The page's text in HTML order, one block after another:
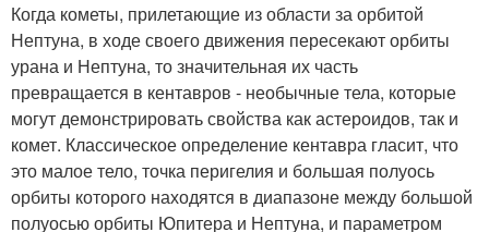
Когда кометы, прилетающие из области за орбитой
Нептуна, в ходе своего движения пересекают орбиты
урана и Нептуна, то значительная их часть
превращается в кентавров - необычные тела, которые
могут демонстрировать свойства как астероидов, так и
комет. Классическое определение кентавра гласит, что
это малое тело, точка перигелия и большая полуось
орбиты которого находятся в диапазоне между большой
полуосью орбиты Юпитера и Нептуна, и параметром